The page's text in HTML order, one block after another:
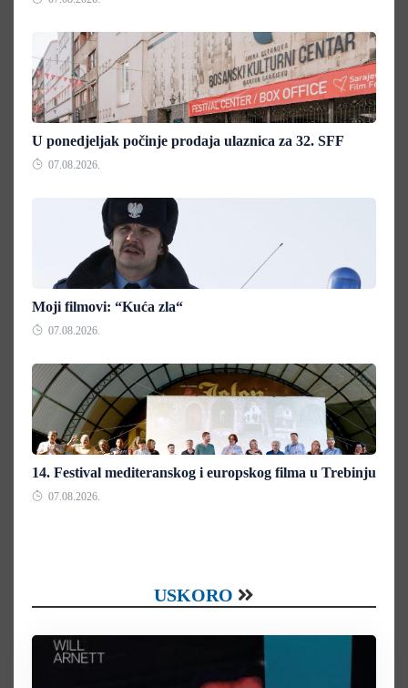
U ponedjeljak počinje prodaja ulaznica za 32. SFF
07.08.2026.
Moji filmovi: “Kuća zla“
07.08.2026.
14. Festival mediteranskog i europskog filma u Trebinju
07.08.2026.
USKORO